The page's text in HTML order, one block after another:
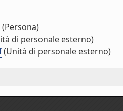
(Persona)
di personale esterno)
(Unità di personale esterno)